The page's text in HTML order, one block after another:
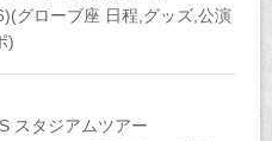
グローブ座 日程,グッズ,公演
)
スタジアムツアー